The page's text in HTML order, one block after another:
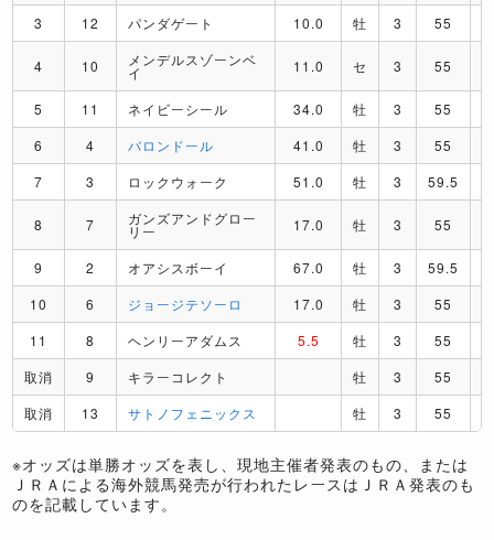
3
12 パンダゲート 10.0 牡 3 55
4 10 メンデルスゾーンベ
イ 11.0 セ 3 55
5 11 ネイビーシール 34.0 牡 3 55
6
4 バロンドール 41.0 牡 3 55
7
3 ロックウォーク 51.0 牡 3 59.5
8 7 ガンズアンドグロー
リー 17.0 牡 3 55
9 2 オアシスボーイ 67.0 牡 3 59.5
10
6 ジョージテソーロ 17.0 牡 3 55
11
8 ヘンリーアダムス 5.5 牡 3 55
取消
9 キラーコレクト 牡 3
55
取消
13 サトノフェニックス 牡 3 55
※オッズは単勝オッズを表し、現地主催者発表のもの、または
ＪＲＡによる海外競馬発売が行われたレースはＪＲＡ発表のも
のを記載しています。